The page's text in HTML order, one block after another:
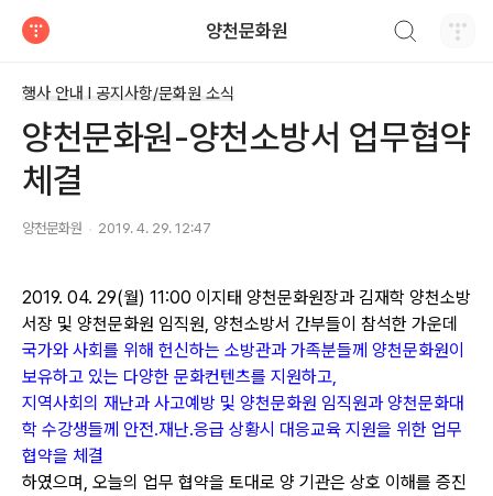
양천문화원
행사 안내 Ι 공지사항/문화원 소식
양천문화원-양천소방서 업무협약
체결
양천문화원 2019. 4. 29. 12:47
2019. 04. 29(월) 11:00 이지태 양천문화원장과 김재학 양천소방
서장 및 양천문화원 임직원, 양천소방서 간부들이 참석한 가운데
국가와 사회를 위해 헌신하는 소방관과 가족분들께 양천문화원이
보유하고 있는 다양한 문화컨텐츠를 지원하고,
지역사회의 재난과 사고예방 및 양천문화원 임직원과 양천문화대
학 수강생들께 안전.재난.응급 상황시 대응교육 지원을 위한 업무
협약을 체결
하였으며, 오늘의 업무 협약을 토대로 양 기관은 상호 이해를 증진